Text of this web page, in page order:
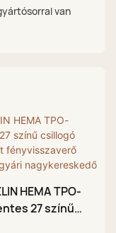
van
HEMA TPO-
27 színű